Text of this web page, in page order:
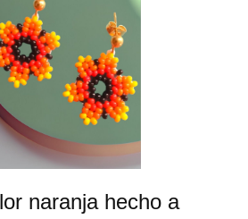
naranja hecho a